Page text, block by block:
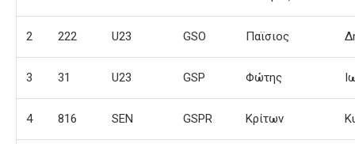
2 222 U23 GSO Παϊσιος
3 31 U23 GSP Φώτης
4 816 SEN GSPR Κρίτων